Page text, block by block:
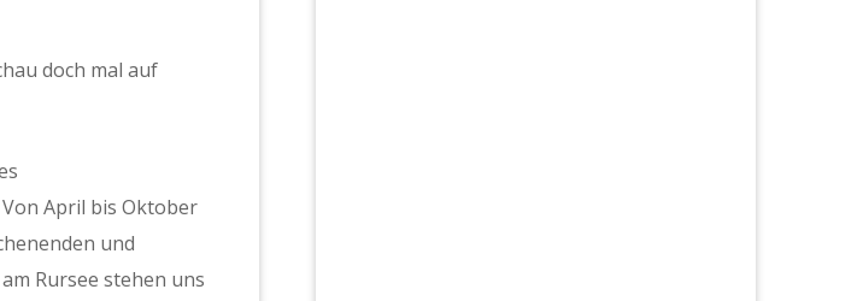
doch mal auf
April bis Oktober
und
Rursee stehen uns